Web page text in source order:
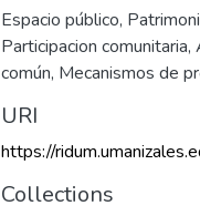
Espacio público,
Participacion comunitaria,
común, Mecanismos de
URI
https://
Collections